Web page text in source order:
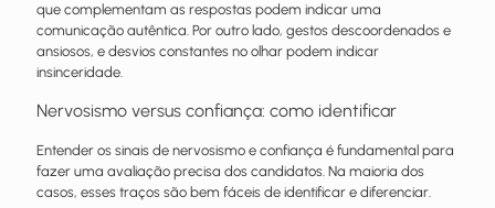
que complementam as respostas podem indicar uma
comunicação autêntica. Por outro lado, gestos descoordenados e
ansiosos, e desvios constantes no olhar podem indicar
insinceridade.
Nervosismo versus confiança: como identificar
Entender os sinais de nervosismo e confiança é fundamental para
fazer uma avaliação precisa dos candidatos. Na maioria dos
casos, esses traços são bem fáceis de identificar e diferenciar.